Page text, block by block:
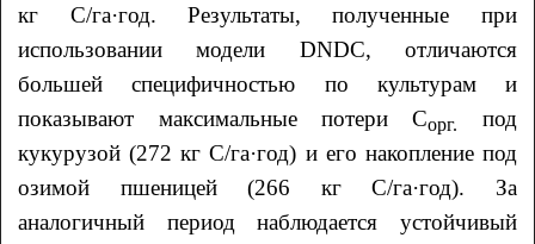
кг С/га·год. Результаты, полученные при
использовании модели DNDC, отличаются
большей специфичностью по культурам и
показывают максимальные потери Сорг.
под
кукурузой (272 кг С/га·год) и его накопление под
озимой пшеницей (266 кг С/га·год). За
аналогичный период наблюдается устойчивый